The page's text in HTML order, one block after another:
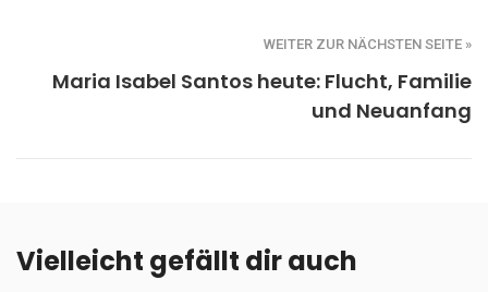
WEITER ZUR NÄCHSTEN SEITE »
Maria Isabel Santos heute: Flucht, Familie
und Neuanfang
Vielleicht gefällt dir auch